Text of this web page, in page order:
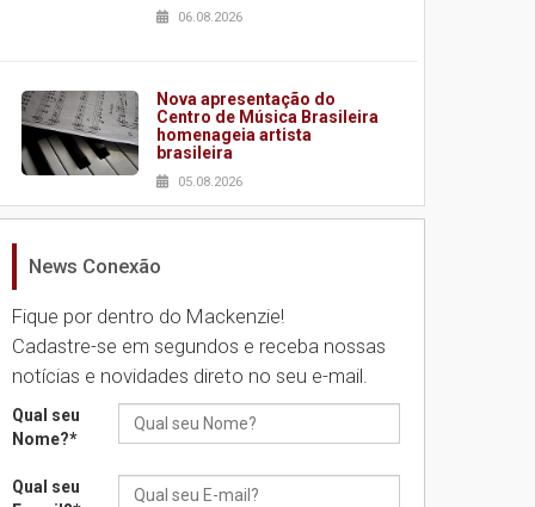
06.08.2026
Nova apresentação do
Centro de Música Brasileira
homenageia artista
brasileira
05.08.2026
Universidade Mackenzie
Seminário discute desafios
das novas tecnologias em
sistemas solares
04.08.2026
News Conexão
Fique por dentro do Mackenzie!
Cadastre-se em segundos e receba nossas
notícias e novidades direto no seu e-mail.
Qual seu
Nome?*
Qual seu